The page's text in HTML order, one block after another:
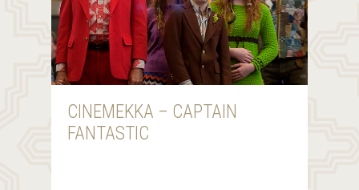
CINEMEKKA – CAPTAIN
FANTASTIC